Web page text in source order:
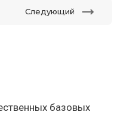
Следующий
базовых